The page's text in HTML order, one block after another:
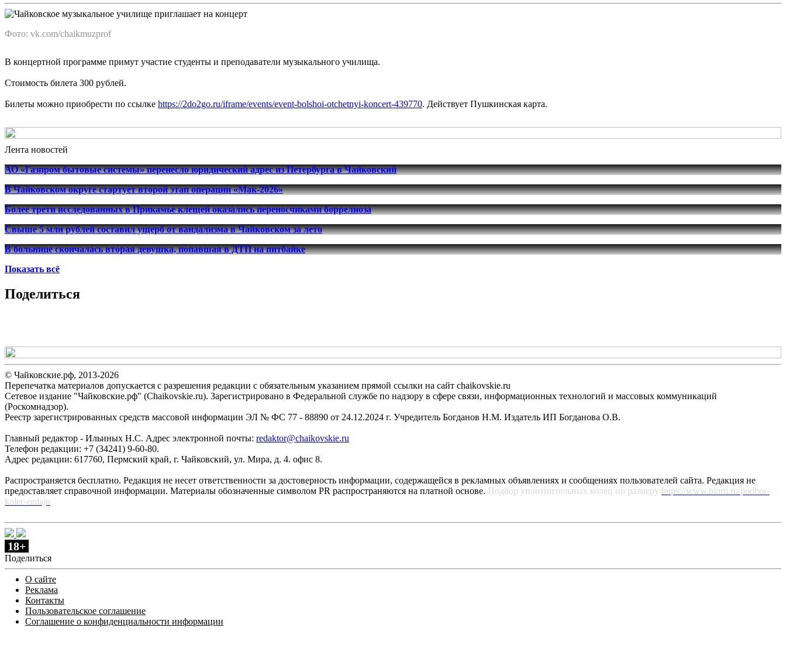
Фото: vk.com/chaikmuzprof
В концертной программе примут участие студенты и преподаватели музыкального училища.
Стоимость билета 300 рублей.
Билеты можно приобрести по ссылке https://2do2go.ru/iframe/events/event-bolshoi-otchetnyi-koncert-439770. Действует Пушкинская карта.
Лента новостей
АО «Газпром бытовые системы» перенесло юридический адрес из Петербурга в Чайковский
В Чайковском округе стартует второй этап операции «Мак-2026»
Более трети исследованных в Прикамье клещей оказались переносчиками боррелиоза
Свыше 5 млн рублей составил ущерб от вандализма в Чайковском за лето
В больнице скончалась вторая девушка, попавшая в ДТП на питбайке
Показать всё
Поделиться
© Чайковские.рф, 2013-2026
Перепечатка материалов допускается с разрешения редакции с обязательным указанием прямой ссылки на сайт chaikovskie.ru
Сетевое издание "Чайковские.рф" (Chaikovskie.ru). Зарегистрировано в Федеральной службе по надзору в сфере связи, информационных технологий и массовых коммуникаций
(Роскомнадзор).
Реестр зарегистрированных средств массовой информации ЭЛ № ФС 77 - 88890 от 24.12.2024 г. Учредитель Богданов Н.М. Издатель ИП Богданова О.В.
Главный редактор - Ильиных Н.С. Адрес электронной почты: redaktor@chaikovskie.ru
Телефон редакции: +7 (34241) 9-60-80.
Адрес редакции: 617760, Пермский край, г. Чайковский, ул. Мира, д. 4. офис 8.
Распространяется бесплатно. Редакция не несет ответственности за достоверность информации, содержащейся в рекламных объявлениях и сообщениях пользователей сайта. Редакция не
предоставляет справочной информации. Материалы обозначенные символом PR распространяются на платной основе. Подбор уплотнительных колец по размеру https://www.binrti.ru/podbor-
kolec-onlajn
18+
Поделиться
О сайте
Реклама
Контакты
Пользовательское соглашение
Соглашение о конфиденциальности информации